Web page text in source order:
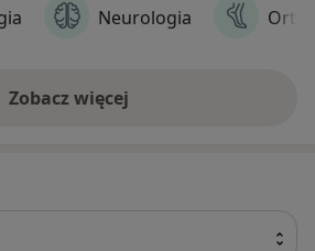
Neurologia
Zobacz więcej